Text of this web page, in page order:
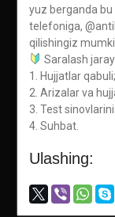
yuz berganda bu
telefoniga,
qilishingiz
Saralash
1. Hujjatlar qabuli;
2. Arizalar va
3. Test
4. Suhbat.
Ulashing: